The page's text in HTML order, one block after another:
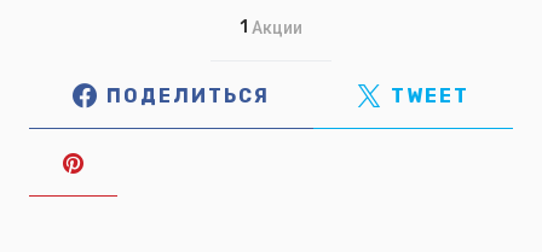
1 Акции
ПОДЕЛИТЬСЯ TWEET